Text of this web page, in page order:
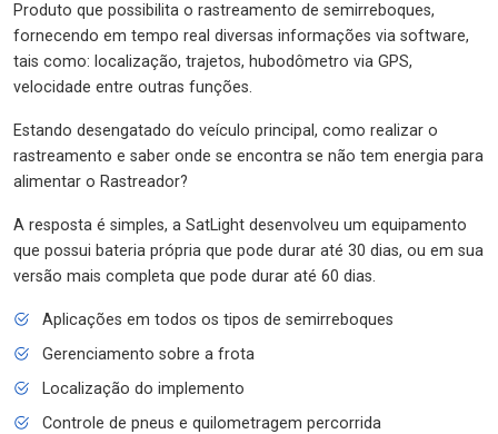
Produto que possibilita o rastreamento de semirreboques,
fornecendo em tempo real diversas informações via software,
tais como: localização, trajetos, hubodômetro via GPS,
velocidade entre outras funções.
Estando desengatado do veículo principal, como realizar o
rastreamento e saber onde se encontra se não tem energia para
alimentar o Rastreador?
A resposta é simples, a SatLight desenvolveu um equipamento
que possui bateria própria que pode durar até 30 dias, ou em sua
versão mais completa que pode durar até 60 dias.
Aplicações em todos os tipos de semirreboques
Gerenciamento sobre a frota
Localização do implemento
Controle de pneus e quilometragem percorrida